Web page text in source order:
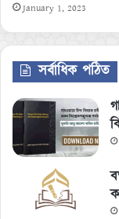
January 1, 2023
সর্বাধিক পঠিত